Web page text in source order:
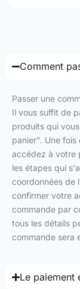
Comment
Passer une
Il vous suffit de
produits qui
panier". Une fois
accédez à votre
les étapes qui
coordonnées de
confirmer votre
commande par
tous les détails
commande sera
Le paiement